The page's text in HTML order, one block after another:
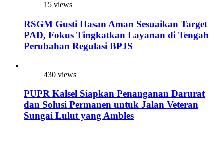
15 views
RSGM Gusti Hasan Aman Sesuaikan Target
PAD, Fokus Tingkatkan Layanan di Tengah
Perubahan Regulasi BPJS
430 views
PUPR Kalsel Siapkan Penanganan Darurat
dan Solusi Permanen untuk Jalan Veteran
Sungai Lulut yang Ambles